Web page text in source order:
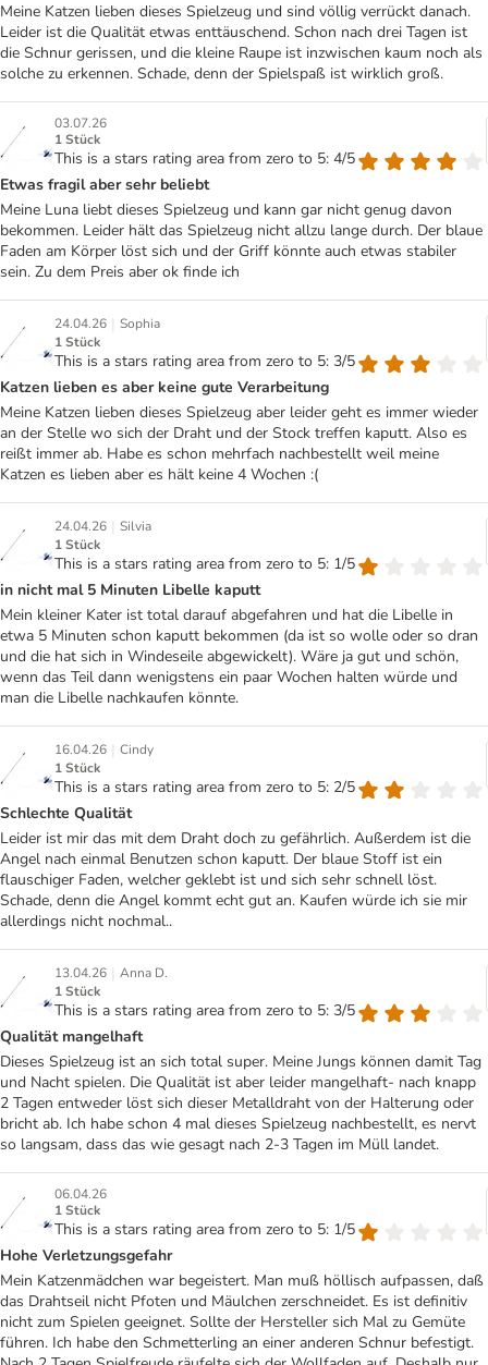
Meine Katzen lieben dieses Spielzeug und sind völlig verrückt danach.
Leider ist die Qualität etwas enttäuschend. Schon nach drei Tagen ist
die Schnur gerissen, und die kleine Raupe ist inzwischen kaum noch als
solche zu erkennen. Schade, denn der Spielspaß ist wirklich groß.
03.07.26
1 Stück
This is a stars rating area from zero to 5: 4/5
Etwas fragil aber sehr beliebt
Meine Luna liebt dieses Spielzeug und kann gar nicht genug davon
bekommen. Leider hält das Spielzeug nicht allzu lange durch. Der blaue
Faden am Körper löst sich und der Griff könnte auch etwas stabiler
sein. Zu dem Preis aber ok finde ich
24.04.26 | Sophia
1 Stück
This is a stars rating area from zero to 5: 3/5
Katzen lieben es aber keine gute Verarbeitung
Meine Katzen lieben dieses Spielzeug aber leider geht es immer wieder
an der Stelle wo sich der Draht und der Stock treffen kaputt. Also es
reißt immer ab. Habe es schon mehrfach nachbestellt weil meine
Katzen es lieben aber es hält keine 4 Wochen :(
24.04.26 | Silvia
1 Stück
This is a stars rating area from zero to 5: 1/5
in nicht mal 5 Minuten Libelle kaputt
Mein kleiner Kater ist total darauf abgefahren und hat die Libelle in
etwa 5 Minuten schon kaputt bekommen (da ist so wolle oder so dran
und die hat sich in Windeseile abgewickelt). Wäre ja gut und schön,
wenn das Teil dann wenigstens ein paar Wochen halten würde und
man die Libelle nachkaufen könnte.
16.04.26 | Cindy
1 Stück
This is a stars rating area from zero to 5: 2/5
Schlechte Qualität
Leider ist mir das mit dem Draht doch zu gefährlich. Außerdem ist die
Angel nach einmal Benutzen schon kaputt. Der blaue Stoff ist ein
flauschiger Faden, welcher geklebt ist und sich sehr schnell löst.
Schade, denn die Angel kommt echt gut an. Kaufen würde ich sie mir
allerdings nicht nochmal..
13.04.26 | Anna D.
1 Stück
This is a stars rating area from zero to 5: 3/5
Qualität mangelhaft
Dieses Spielzeug ist an sich total super. Meine Jungs können damit Tag
und Nacht spielen. Die Qualität ist aber leider mangelhaft- nach knapp
2 Tagen entweder löst sich dieser Metalldraht von der Halterung oder
bricht ab. Ich habe schon 4 mal dieses Spielzeug nachbestellt, es nervt
so langsam, dass das wie gesagt nach 2-3 Tagen im Müll landet.
06.04.26
1 Stück
This is a stars rating area from zero to 5: 1/5
Hohe Verletzungsgefahr
Mein Katzenmädchen war begeistert. Man muß höllisch aufpassen, daß
das Drahtseil nicht Pfoten und Mäulchen zerschneidet. Es ist definitiv
nicht zum Spielen geeignet. Sollte der Hersteller sich Mal zu Gemüte
führen. Ich habe den Schmetterling an einer anderen Schnur befestigt.